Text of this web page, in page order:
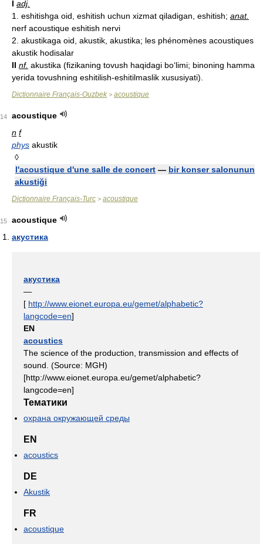
I adj.
1. eshitishga oid, eshitish uchun xizmat qiladigan, eshitish; anat.
nerf acoustique eshitish nervi
2. akustikaga oid, akustik, akustika; les phénomènes acoustiques
akustik hodisalar
II nf. akustika (fizikaning tovush haqidagi bo‘limi; binoning hamma
yerida tovushning eshitilish-eshitilmaslik xususiyati).
Dictionnaire Français-Ouzbek > acoustique
14
acoustique
n f
phys akustik
◊
l'acoustique d'une salle de concert — bir konser salonunun
akustiği
Dictionnaire Français-Turc > acoustique
15
acoustique
акустика
акустика
—
[ http://www.eionet.europa.eu/gemet/alphabetic?
langcode=en]
EN
acoustics
The science of the production, transmission and effects of
sound. (Source: MGH)
[http://www.eionet.europa.eu/gemet/alphabetic?
langcode=en]
Тематики
охрана окружающей среды
EN
acoustics
DE
Akustik
FR
acoustique